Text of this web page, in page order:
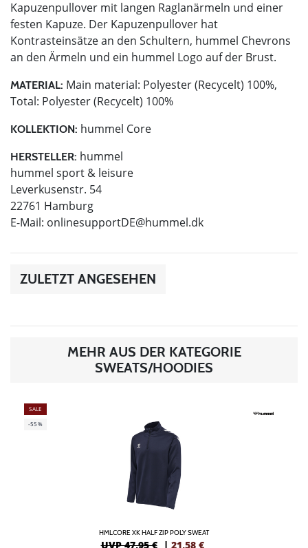
Kapuzenpullover mit langen Raglanärmeln und einer
festen Kapuze. Der Kapuzenpullover hat
Kontrasteinsätze an den Schultern, hummel Chevrons
an den Ärmeln und ein hummel Logo auf der Brust.
MATERIAL: Main material: Polyester (Recycelt) 100%,
Total: Polyester (Recycelt) 100%
KOLLEKTION: hummel Core
HERSTELLER: hummel
hummel sport & leisure
Leverkusenstr. 54
22761 Hamburg
E-Mail: onlinesupportDE@hummel.dk
ZULETZT ANGESEHEN
MEHR AUS DER KATEGORIE
SWEATS/HOODIES
SALE
-55%
HMLCORE XK HALF ZIP POLY SWEAT
UVP 47,95 € | 21,58 €